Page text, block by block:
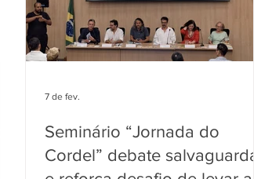
Seminário “Jornada do
Cordel” debate salvaguarda
7 de fev.